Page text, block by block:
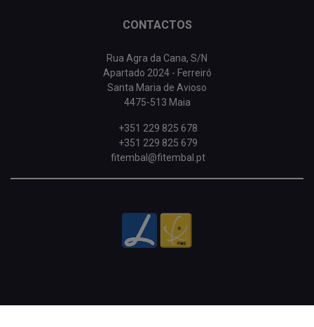
CONTACTOS
Rua Agra da Cana, S/N
Apartado 2024 - Ferreiró
Santa Maria de Avioso
4475-513 Maia
+351 229 825 678
+351 229 825 679
fitembal@fitembal.pt